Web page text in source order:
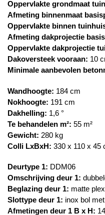
Oppervlakte grondmaat
Afmeting binnenmaat
Oppervlakte binnen
Afmeting dakprojectie
Oppervlakte dakprojectie
Dakoversteek vooraan: 10
Minimale aanbevolen
Wandhoogte: 184 cm
Nokhoogte: 191 cm
Dakhelling: 1,6 °
Te behandelen m²: 55 m²
Gewicht: 280 kg
Colli LxBxH: 330 x 110 x 45
Deurtype 1: DDM06
Omschrijving deur 1:
Beglazing deur 1: matte
Slottype deur 1: inox bol
Afmetingen deur 1 B x H: